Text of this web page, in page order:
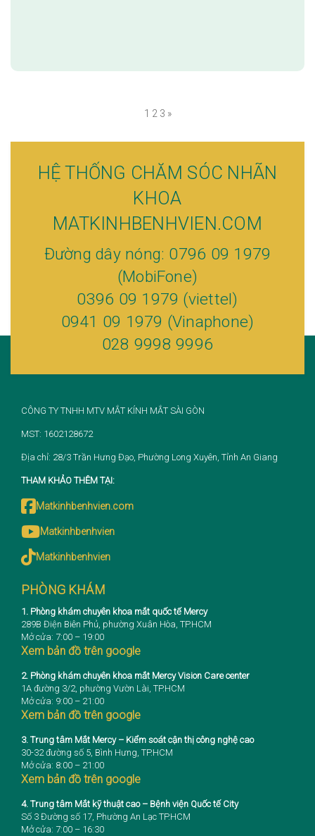
1 2 3 »
HỆ THỐNG CHĂM SÓC NHÃN
KHOA
MATKINHBENHVIEN.COM
Đường dây nóng: 0796 09 1979
(MobiFone)
0396 09 1979 (viettel)
0941 09 1979 (Vinaphone)
028 9998 9996
CÔNG TY TNHH MTV MẮT KÍNH MẮT SÀI GÒN
MST: 1602128672
Địa chỉ: 28/3 Trần Hưng Đạo, Phường Long Xuyên, Tỉnh An Giang
THAM KHẢO THÊM TẠI:
Matkinhbenhvien.com
Matkinhbenhvien
Matkinhbenhvien
PHÒNG KHÁM
1. Phòng khám chuyên khoa mắt quốc tế Mercy
289B Điện Biên Phủ, phường Xuân Hòa, TP.HCM
Mở cửa: 7:00 – 19:00
Xem bản đồ trên google
2. Phòng khám chuyên khoa mắt Mercy Vision Care center
1A đường 3/2, phường Vườn Lài, TP.HCM
Mở cửa: 9:00 – 21:00
Xem bản đồ trên google
3. Trung tâm Mắt Mercy – Kiểm soát cận thị công nghệ cao
30-32 đường số 5, Bình Hưng, TP.HCM
Mở cửa: 8:00 – 21:00
Xem bản đồ trên google
4. Trung tâm Mắt kỹ thuật cao – Bệnh viện Quốc tế City
Số 3 Đường số 17, Phường An Lạc TP.HCM
Mở cửa: 7:00 – 16:30